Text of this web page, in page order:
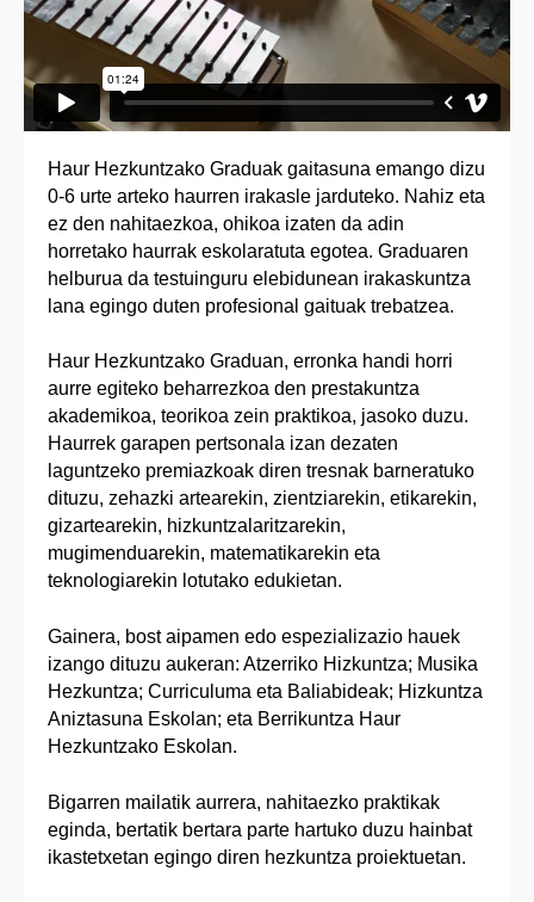
Haur Hezkuntzako Graduak gaitasuna emango dizu
0-6 urte arteko haurren irakasle jarduteko. Nahiz eta
ez den nahitaezkoa, ohikoa izaten da adin
horretako haurrak eskolaratuta egotea. Graduaren
helburua da testuinguru elebidunean irakaskuntza
lana egingo duten profesional gaituak trebatzea.
Haur Hezkuntzako Graduan, erronka handi horri
aurre egiteko beharrezkoa den prestakuntza
akademikoa, teorikoa zein praktikoa, jasoko duzu.
Haurrek garapen pertsonala izan dezaten
laguntzeko premiazkoak diren tresnak barneratuko
dituzu, zehazki artearekin, zientziarekin, etikarekin,
gizartearekin, hizkuntzalaritzarekin,
mugimenduarekin, matematikarekin eta
teknologiarekin lotutako edukietan.
Gainera, bost aipamen edo espezializazio hauek
izango dituzu aukeran: Atzerriko Hizkuntza; Musika
Hezkuntza; Curriculuma eta Baliabideak; Hizkuntza
Aniztasuna Eskolan; eta Berrikuntza Haur
Hezkuntzako Eskolan.
Bigarren mailatik aurrera, nahitaezko praktikak
eginda, bertatik bertara parte hartuko duzu hainbat
ikastetxetan egingo diren hezkuntza proiektuetan.